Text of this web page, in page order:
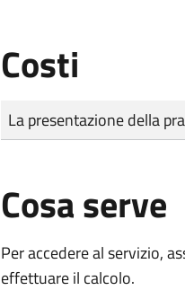
Costi
Tipo di pagamento
Importo
La presentazione della
Cosa serve
Per accedere al servizio,
effettuare il calcolo.